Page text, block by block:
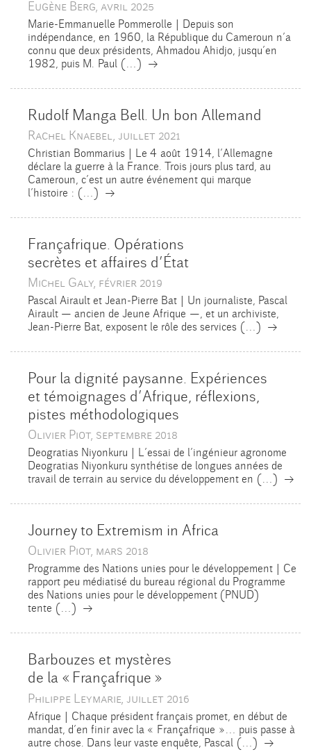
Eugène Berg, avril 2025
Marie-Emmanuelle Pommerolle | Depuis son
indépendance, en 1960, la République du Cameroun n’a
connu que deux présidents, Ahmadou Ahidjo, jusqu’en
1982, puis M. Paul (…) →
Rudolf Manga Bell. Un bon Allemand
Rachel Knaebel, juillet 2021
Christian Bommarius | Le 4 août 1914, l’Allemagne
déclare la guerre à la France. Trois jours plus tard, au
Cameroun, c’est un autre événement qui marque
l’histoire : (…) →
Françafrique. Opérations
secrètes et affaires d’État
Michel Galy, février 2019
Pascal Airault et Jean-Pierre Bat | Un journaliste, Pascal
Airault — ancien de Jeune Afrique —, et un archiviste,
Jean-Pierre Bat, exposent le rôle des services (…) →
Pour la dignité paysanne. Expériences
et témoignages d’Afrique, réflexions,
pistes méthodologiques
Olivier Piot, septembre 2018
Deogratias Niyonkuru | L’essai de l’ingénieur agronome
Deogratias Niyonkuru synthétise de longues années de
travail de terrain au service du développement en (…) →
Journey to Extremism in Africa
Olivier Piot, mars 2018
Programme des Nations unies pour le développement | Ce
rapport peu médiatisé du bureau régional du Programme
des Nations unies pour le développement (PNUD)
tente (…) →
Barbouzes et mystères
de la « Françafrique »
Philippe Leymarie, juillet 2016
Afrique | Chaque président français promet, en début de
mandat, d’en finir avec la « Françafrique »… puis passe à
autre chose. Dans leur vaste enquête, Pascal (…) →